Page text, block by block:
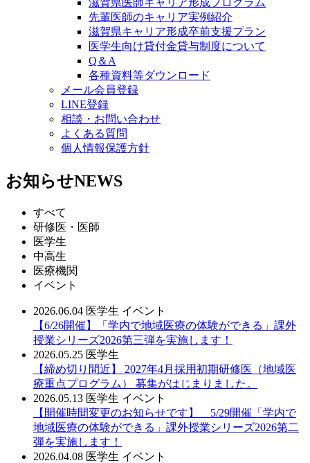
滋賀県医師キャリア形成プログラム
先輩医師のキャリア実例紹介
滋賀県キャリア形成卒前支援プラン
医学生向け貸付金貸与制度について
Q＆A
各種資料等ダウンロード
メール会員登録
LINE登録
相談・お問い合わせ
よくある質問
個人情報保護方針
お知らせNEWS
すべて
研修医・医師
医学生
中高生
医療機関
イベント
2026.06.04 医学生 イベント
【6/26開催】「学内で地域医療の体験ができる」課外
授業シリーズ2026第三弾を実施します！
2026.05.25 医学生
【締め切り間近】 2027年4月採用初期研修医（地域医
療重点プログラム） 募集がはじまりました。
2026.05.13 医学生 イベント
【開催時間変更のお知らせです】 5/29開催「学内で
地域医療の体験ができる」課外授業シリーズ2026第二
弾を実施します！
2026.04.08 医学生 イベント